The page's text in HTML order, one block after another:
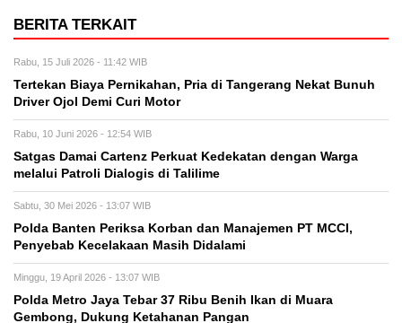
BERITA TERKAIT
Rabu, 15 Juli 2026 - 11:42 WIB
Tertekan Biaya Pernikahan, Pria di Tangerang Nekat Bunuh
Driver Ojol Demi Curi Motor
Rabu, 10 Juni 2026 - 12:54 WIB
Satgas Damai Cartenz Perkuat Kedekatan dengan Warga
melalui Patroli Dialogis di Talilime
Sabtu, 30 Mei 2026 - 13:07 WIB
Polda Banten Periksa Korban dan Manajemen PT MCCI,
Penyebab Kecelakaan Masih Didalami
Minggu, 19 April 2026 - 13:07 WIB
Polda Metro Jaya Tebar 37 Ribu Benih Ikan di Muara
Gembong, Dukung Ketahanan Pangan